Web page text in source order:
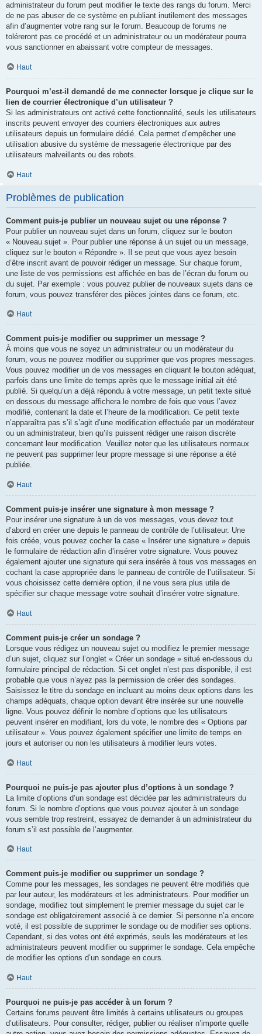
administrateur du forum peut modifier le texte des rangs du forum. Merci
de ne pas abuser de ce système en publiant inutilement des messages
afin d’augmenter votre rang sur le forum. Beaucoup de forums ne
toléreront pas ce procédé et un administrateur ou un modérateur pourra
vous sanctionner en abaissant votre compteur de messages.
Haut
Pourquoi m’est-il demandé de me connecter lorsque je clique sur le
lien de courrier électronique d’un utilisateur ?
Si les administrateurs ont activé cette fonctionnalité, seuls les utilisateurs
inscrits peuvent envoyer des courriers électroniques aux autres
utilisateurs depuis un formulaire dédié. Cela permet d’empêcher une
utilisation abusive du système de messagerie électronique par des
utilisateurs malveillants ou des robots.
Haut
Problèmes de publication
Comment puis-je publier un nouveau sujet ou une réponse ?
Pour publier un nouveau sujet dans un forum, cliquez sur le bouton
« Nouveau sujet ». Pour publier une réponse à un sujet ou un message,
cliquez sur le bouton « Répondre ». Il se peut que vous ayez besoin
d’être inscrit avant de pouvoir rédiger un message. Sur chaque forum,
une liste de vos permissions est affichée en bas de l’écran du forum ou
du sujet. Par exemple : vous pouvez publier de nouveaux sujets dans ce
forum, vous pouvez transférer des pièces jointes dans ce forum, etc.
Haut
Comment puis-je modifier ou supprimer un message ?
À moins que vous ne soyez un administrateur ou un modérateur du
forum, vous ne pouvez modifier ou supprimer que vos propres messages.
Vous pouvez modifier un de vos messages en cliquant le bouton adéquat,
parfois dans une limite de temps après que le message initial ait été
publié. Si quelqu’un a déjà répondu à votre message, un petit texte situé
en dessous du message affichera le nombre de fois que vous l’avez
modifié, contenant la date et l’heure de la modification. Ce petit texte
n’apparaîtra pas s’il s’agit d’une modification effectuée par un modérateur
ou un administrateur, bien qu’ils puissent rédiger une raison discrète
concernant leur modification. Veuillez noter que les utilisateurs normaux
ne peuvent pas supprimer leur propre message si une réponse a été
publiée.
Haut
Comment puis-je insérer une signature à mon message ?
Pour insérer une signature à un de vos messages, vous devez tout
d’abord en créer une depuis le panneau de contrôle de l’utilisateur. Une
fois créée, vous pouvez cocher la case « Insérer une signature » depuis
le formulaire de rédaction afin d’insérer votre signature. Vous pouvez
également ajouter une signature qui sera insérée à tous vos messages en
cochant la case appropriée dans le panneau de contrôle de l’utilisateur. Si
vous choisissez cette dernière option, il ne vous sera plus utile de
spécifier sur chaque message votre souhait d’insérer votre signature.
Haut
Comment puis-je créer un sondage ?
Lorsque vous rédigez un nouveau sujet ou modifiez le premier message
d’un sujet, cliquez sur l’onglet « Créer un sondage » situé en-dessous du
formulaire principal de rédaction. Si cet onglet n’est pas disponible, il est
probable que vous n’ayez pas la permission de créer des sondages.
Saisissez le titre du sondage en incluant au moins deux options dans les
champs adéquats, chaque option devant être insérée sur une nouvelle
ligne. Vous pouvez définir le nombre d’options que les utilisateurs
peuvent insérer en modifiant, lors du vote, le nombre des « Options par
utilisateur ». Vous pouvez également spécifier une limite de temps en
jours et autoriser ou non les utilisateurs à modifier leurs votes.
Haut
Pourquoi ne puis-je pas ajouter plus d’options à un sondage ?
La limite d’options d’un sondage est décidée par les administrateurs du
forum. Si le nombre d’options que vous pouvez ajouter à un sondage
vous semble trop restreint, essayez de demander à un administrateur du
forum s’il est possible de l’augmenter.
Haut
Comment puis-je modifier ou supprimer un sondage ?
Comme pour les messages, les sondages ne peuvent être modifiés que
par leur auteur, les modérateurs et les administrateurs. Pour modifier un
sondage, modifiez tout simplement le premier message du sujet car le
sondage est obligatoirement associé à ce dernier. Si personne n’a encore
voté, il est possible de supprimer le sondage ou de modifier ses options.
Cependant, si des votes ont été exprimés, seuls les modérateurs et les
administrateurs peuvent modifier ou supprimer le sondage. Cela empêche
de modifier les options d’un sondage en cours.
Haut
Pourquoi ne puis-je pas accéder à un forum ?
Certains forums peuvent être limités à certains utilisateurs ou groupes
d’utilisateurs. Pour consulter, rédiger, publier ou réaliser n’importe quelle